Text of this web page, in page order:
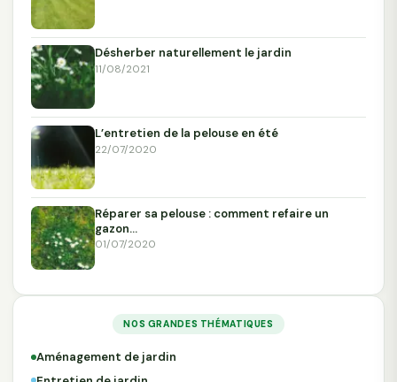
Désherber naturellement le jardin
11/08/2021
L’entretien de la pelouse en été
22/07/2020
Réparer sa pelouse : comment refaire un
gazon…
01/07/2020
NOS GRANDES THÉMATIQUES
Aménagement de jardin